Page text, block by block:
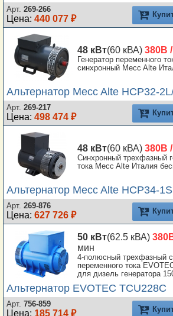
Арт. 269-266
Цена: 440 077 ₽
48 кВт(60 кВА) 380В
Генератор переменного
синхронный Mecc Alte
Альтернатор Mecc Alte HCP32-
Арт. 269-217
Цена: 498 474 ₽
48 кВт(60 кВА) 380В
Синхронный трехфазный
тока Mecc Alte Италия
Альтернатор Mecc Alte HCP34-
Арт. 269-876
Цена: 627 726 ₽
50 кВт(62.5 кВА)
мин
4-полюсный трехфазный
переменного тока
для дизель генератора
Альтернатор EVOTEC TCU228C
Арт. 756-859
Цена: 185 714 ₽